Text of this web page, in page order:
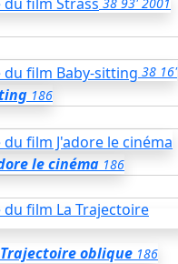
38 16'
186
le cinéma 186
oblique 186